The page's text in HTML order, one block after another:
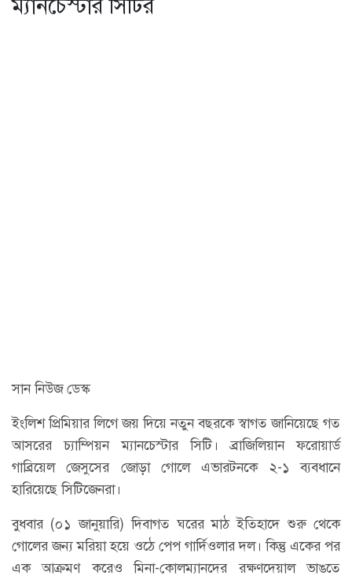
ম্যানচেস্টার সিটির
সান নিউজ ডেস্ক
ইংলিশ প্রিমিয়ার লিগে জয় দিয়ে নতুন বছরকে স্বাগত জানিয়েছে গত
আসরের চ্যাম্পিয়ন ম্যানচেস্টার সিটি। ব্রাজিলিয়ান ফরোয়ার্ড
গাব্রিয়েল জেসুসের জোড়া গোলে এভারটনকে ২-১ ব্যবধানে
হারিয়েছে সিটিজেনরা।
বুধবার (০১ জানুয়ারি) দিবাগত ঘরের মাঠ ইতিহাদে শুরু থেকে
গোলের জন্য মরিয়া হয়ে ওঠে পেপ গার্দিওলার দল। কিন্তু একের পর
এক আক্রমণ করেও মিনা-কোলম্যানদের রক্ষণদেয়াল ভাঙতে